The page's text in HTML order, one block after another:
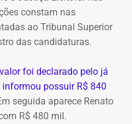
com a investigação.
Guedes, do portal
constam nas
ao Tribunal Superior
das candidaturas.
foi declarado pelo já
possuir R$ 840
seguida aparece Renato
R$ 480 mil.